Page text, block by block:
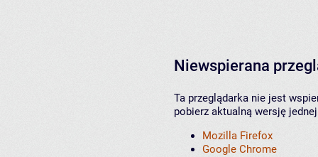
Niewspierana
Ta przeglądarka nie jest
pobierz aktualną wersję
Mozilla Firefox
Google Chrome